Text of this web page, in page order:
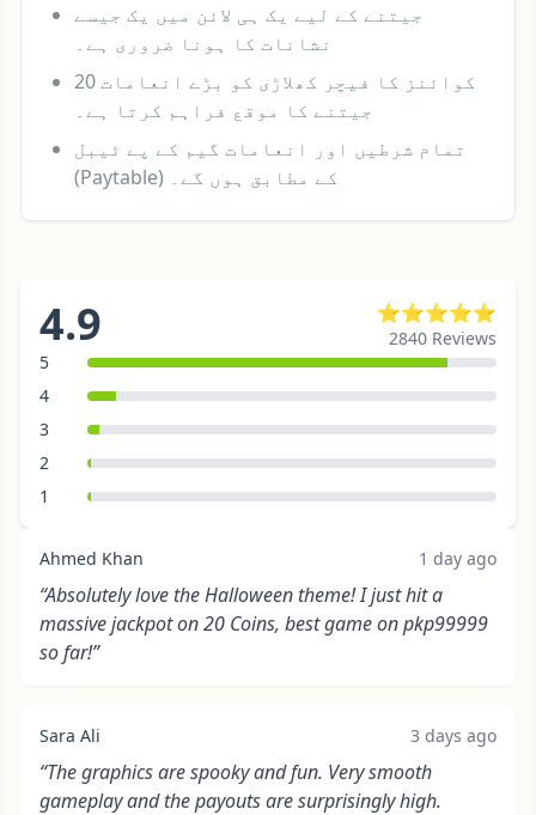
جیتنے کے لیے یک ہی لائن میں یک جیسے
نشانات کا ہونا ضروری ہے۔
20 کوائنز کا فیچر کھلاڑی کو بڑے انعامات
جیتنے کا موقع فراہم کرتا ہے۔
تمام شرطیں اور انعامات گیم کے پے ٹیبل
(Paytable) کے مطابق ہوں گے۔
4.9 ⭐⭐⭐⭐⭐
2840 Reviews
5
4
3
2
1
Ahmed Khan 1 day ago
“Absolutely love the Halloween theme! I just hit a
massive jackpot on 20 Coins, best game on pkp99999
so far!”
Sara Ali 3 days ago
“The graphics are spooky and fun. Very smooth
gameplay and the payouts are surprisingly high.